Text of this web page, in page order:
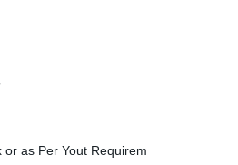
as Per Yout Requirem